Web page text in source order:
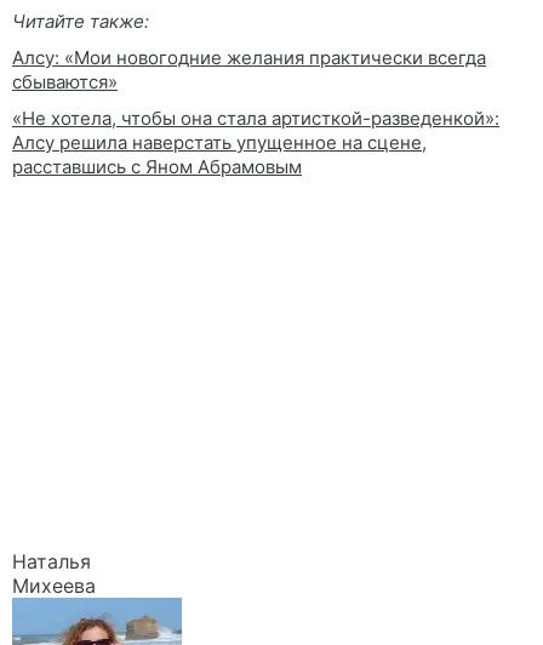
Читайте также:
Алсу: «Мои новогодние желания практически всегда
сбываются»
«Не хотела, чтобы она стала артисткой-разведенкой»:
Алсу решила наверстать упущенное на сцене,
расставшись с Яном Абрамовым
Наталья
Михеева